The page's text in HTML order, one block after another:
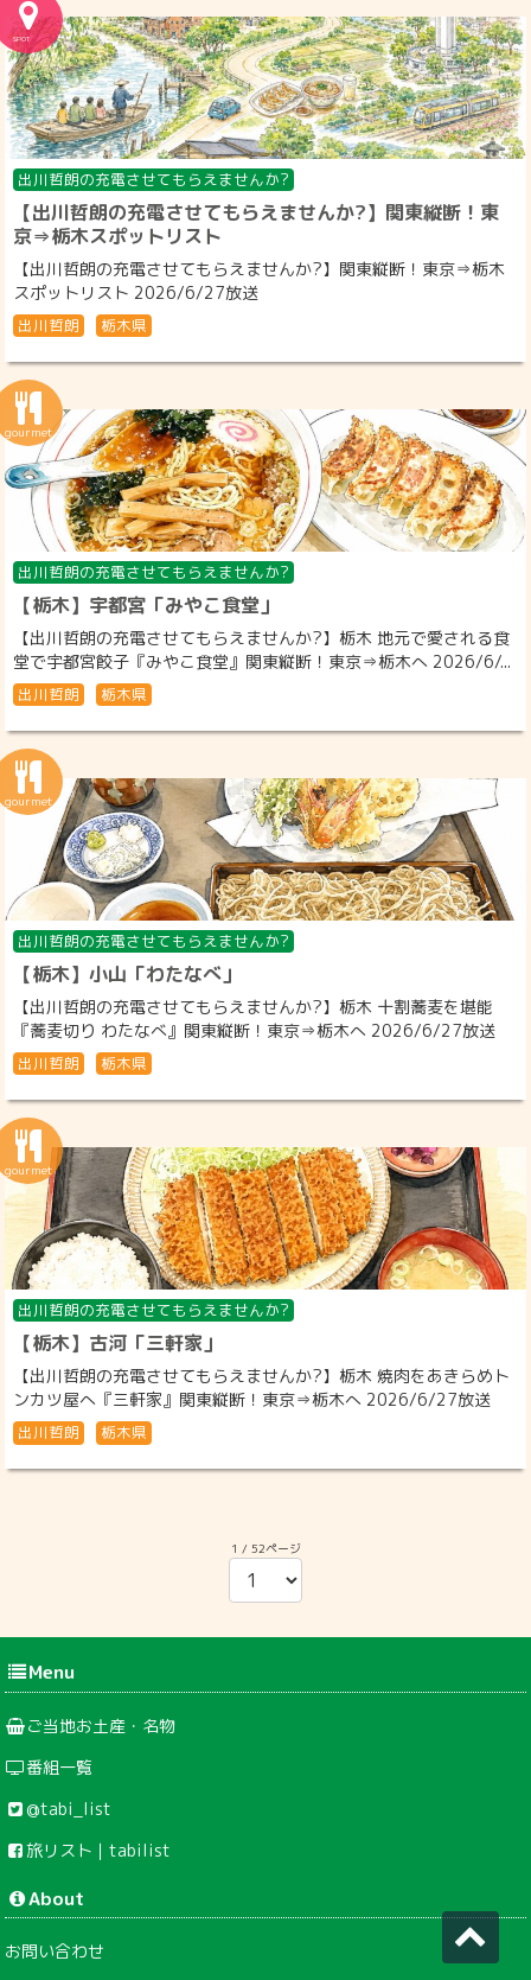
出川哲朗の充電させてもらえませんか?
【出川哲朗の充電させてもらえませんか?】関東縦断！東
京⇒栃木スポットリスト
【出川哲朗の充電させてもらえませんか?】関東縦断！東京⇒栃木
スポットリスト 2026/6/27放送
出川哲朗 栃木県
出川哲朗の充電させてもらえませんか?
【栃木】宇都宮「みやこ食堂」
【出川哲朗の充電させてもらえませんか?】栃木 地元で愛される食
堂で宇都宮餃子『みやこ食堂』関東縦断！東京⇒栃木へ 2026/6/...
出川哲朗 栃木県
出川哲朗の充電させてもらえませんか?
【栃木】小山「わたなべ」
【出川哲朗の充電させてもらえませんか?】栃木 十割蕎麦を堪能
『蕎麦切り わたなべ』関東縦断！東京⇒栃木へ 2026/6/27放送
出川哲朗 栃木県
出川哲朗の充電させてもらえませんか?
【栃木】古河「三軒家」
【出川哲朗の充電させてもらえませんか?】栃木 焼肉をあきらめト
ンカツ屋へ『三軒家』関東縦断！東京⇒栃木へ 2026/6/27放送
出川哲朗 栃木県
1 / 52ページ
Menu
ご当地お土産・名物
番組一覧
@tabi_list
旅リスト｜tabilist
About
お問い合わせ